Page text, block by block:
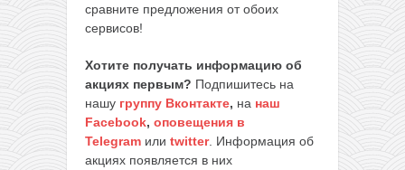
сравните предложения от обоих
сервисов!
Хотите получать информацию об
акциях первым? Подпишитесь на
нашу группу Вконтакте, на наш
Facebook, оповещения в
Telegram или twitter. Информация об
акциях появляется в них